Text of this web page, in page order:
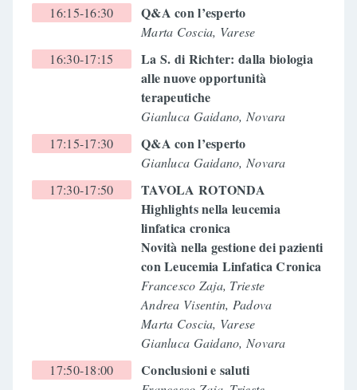
16:15-16:30 Q&A con l’esperto
Marta Coscia, Varese
16:30-17:15
La S. di Richter: dalla biologia
alle nuove opportunità
terapeutiche
Gianluca Gaidano, Novara
17:15-17:30
Q&A con l’esperto
Gianluca Gaidano, Novara
17:30-17:50
TAVOLA ROTONDA
Highlights nella leucemia
linfatica cronica
Novità nella gestione dei pazienti
con Leucemia Linfatica Cronica
Francesco Zaja, Trieste
Andrea Visentin, Padova
Marta Coscia, Varese
Gianluca Gaidano, Novara
17:50-18:00
Conclusioni e saluti